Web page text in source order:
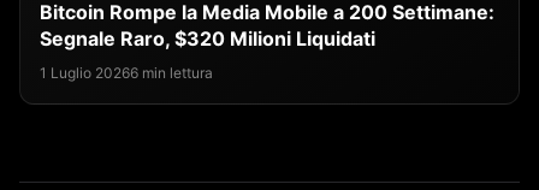
Bitcoin Rompe la Media Mobile a 200 Settimane:
Segnale Raro, $320 Milioni Liquidati
1 Luglio 20266 min lettura